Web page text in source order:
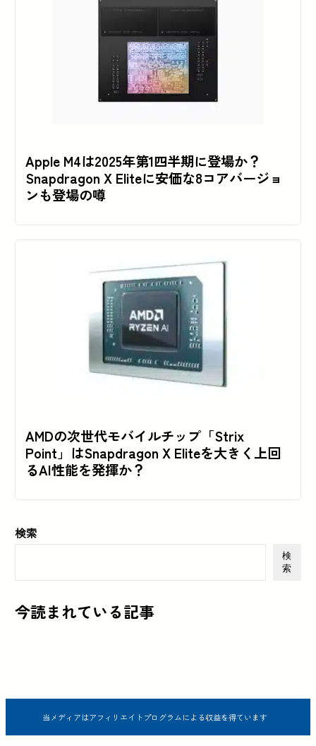
Apple M4は2025年第1四半期に登場か？
Snapdragon X Eliteに安価な8コアバージョ
ンも登場の噂
AMDの次世代モバイルチップ「Strix
Point」はSnapdragon X Eliteを大きく上回
るAI性能を発揮か？
検索
検
索
今読まれている記事
当メディアはアフィリエイトプログラムによる収益を得ています